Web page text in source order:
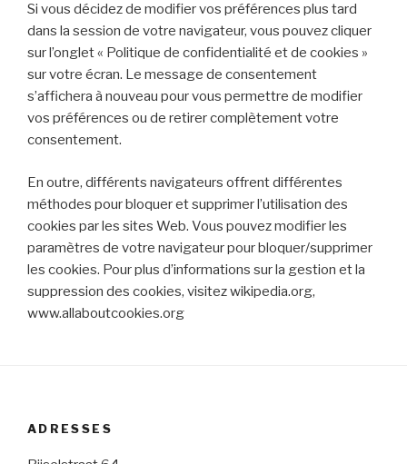
Si vous décidez de modifier vos préférences plus tard
dans la session de votre navigateur, vous pouvez cliquer
sur l’onglet « Politique de confidentialité et de cookies »
sur votre écran. Le message de consentement
s’affichera à nouveau pour vous permettre de modifier
vos préférences ou de retirer complètement votre
consentement.
En outre, différents navigateurs offrent différentes
méthodes pour bloquer et supprimer l’utilisation des
cookies par les sites Web. Vous pouvez modifier les
paramètres de votre navigateur pour bloquer/supprimer
les cookies. Pour plus d’informations sur la gestion et la
suppression des cookies, visitez wikipedia.org,
www.allaboutcookies.org
ADRESSES